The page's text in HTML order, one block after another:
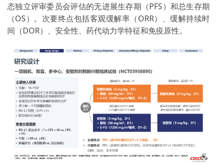
态独立评审委员会评估的无进展生存期（PFS）和总生存期
（OS）。次要终点包括客观缓解率（ORR）、缓解持续时
间（DOR）、安全性、药代动力学特征和免疫原性。